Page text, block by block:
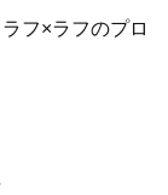
フ×ラフのプロ